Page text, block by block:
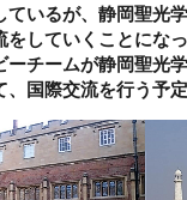
ているが、静岡聖光
をしていくことにな
チームが静岡聖光
国際交流を行う予定